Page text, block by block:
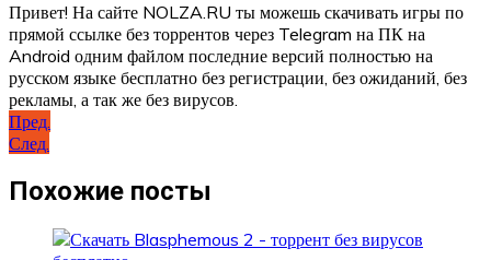
Привет! На сайте NOLZA.RU ты можешь скачивать игры по
прямой ссылке без торрентов через Telegram на ПК на
Android одним файлом последние версий полностью на
русском языке бесплатно без регистрации, без ожиданий, без
рекламы, а так же без вирусов.
Навигация
по
записям
Пред.
След.
Похожие посты